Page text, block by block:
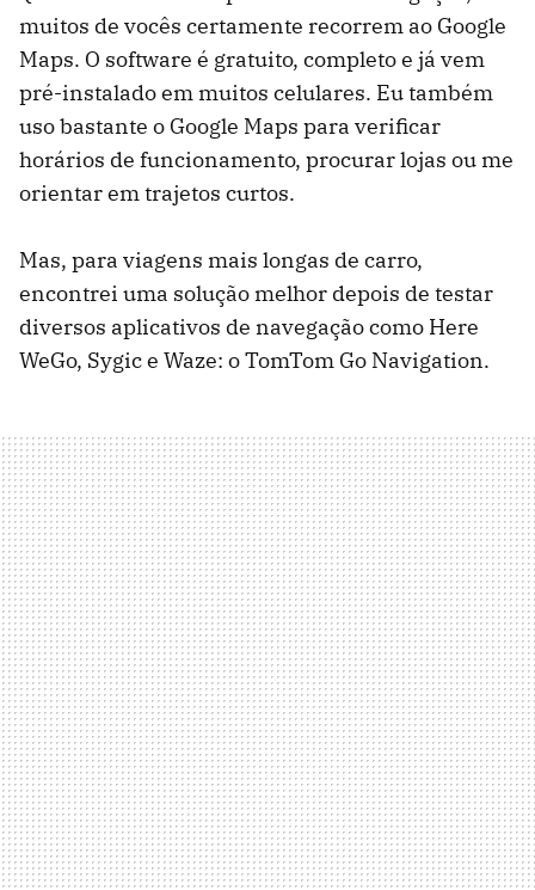
muitos de vocês certamente recorrem ao Google
Maps. O software é gratuito, completo e já vem
pré-instalado em muitos celulares. Eu também
uso bastante o Google Maps para verificar
horários de funcionamento, procurar lojas ou me
orientar em trajetos curtos.
Mas, para viagens mais longas de carro,
encontrei uma solução melhor depois de testar
diversos aplicativos de navegação como Here
WeGo, Sygic e Waze: o TomTom Go Navigation.